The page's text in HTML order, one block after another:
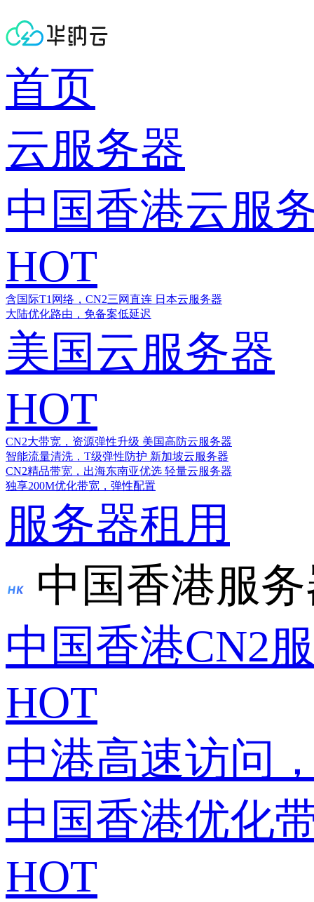
首页
云服务器
中国香港云服
HOT
含国际T1网络，CN2三网直连 日本云服务器
大陆优化路由，免备案低延迟
美国云服务器
HOT
CN2大带宽，资源弹性升级 美国高防云服务器
智能流量清洗，T级弹性防护 新加坡云服务器
CN2精品带宽，出海东南亚优选 轻量云服务器
独享200M优化带宽，弹性配置
服务器租用
中国香港服
中国香港CN2
HOT
中港高速访问
中国香港优化
HOT